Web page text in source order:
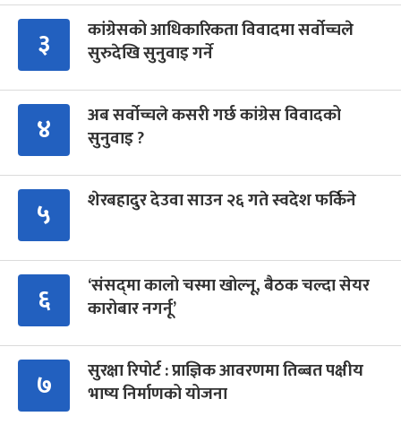
३
कांग्रेसको आधिकारिकता विवादमा सर्वोच्चले
सुरुदेखि सुनुवाइ गर्ने
४
अब सर्वोच्चले कसरी गर्छ कांग्रेस विवादको
सुनुवाइ ?
५ शेरबहादुर देउवा साउन २६ गते स्वदेश फर्किने
६
‘संसद्‍मा कालो चस्मा खोल्नू, बैठक चल्दा सेयर
कारोबार नगर्नू’
७
सुरक्षा रिपोर्ट : प्राज्ञिक आवरणमा तिब्बत पक्षीय
भाष्य निर्माणको योजना